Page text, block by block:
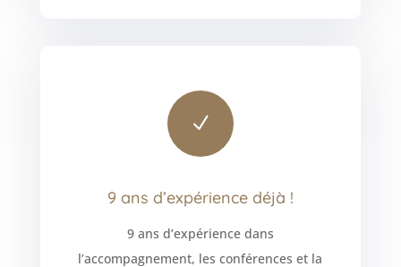
N
9 ans d’expérience déjà !
9 ans d’expérience dans
l’accompagnement, les conférences et la